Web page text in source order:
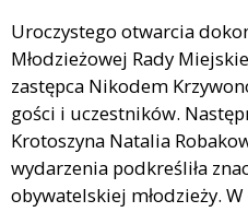
Uroczystego otwarcia
Młodzieżowej Rady
zastępca Nikodem
gości i uczestników.
Krotoszyna Natalia
wydarzenia podkreśliła
obywatelskiej młodzieży.